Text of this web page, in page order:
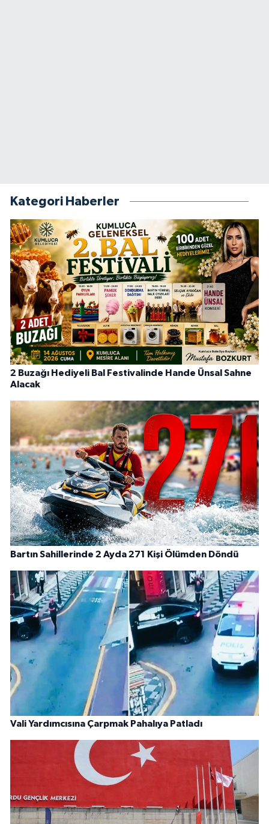
Kategori Haberler
2 Buzağı Hediyeli Bal Festivalinde Hande Ünsal Sahne
Alacak
Bartın Sahillerinde 2 Ayda 271 Kişi Ölümden Döndü
Vali Yardımcısına Çarpmak Pahalıya Patladı